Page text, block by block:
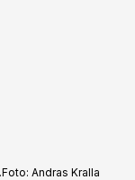
Foto: Andras Kralla